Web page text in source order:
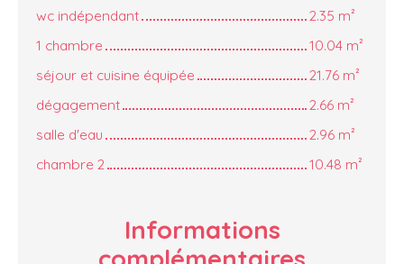
wc indépendant
2.35 m²
1 chambre
10.04 m²
séjour et cuisine équipée
21.76 m²
dégagement
2.66 m²
salle d'eau
2.96 m²
chambre 2
10.48 m²
Informations